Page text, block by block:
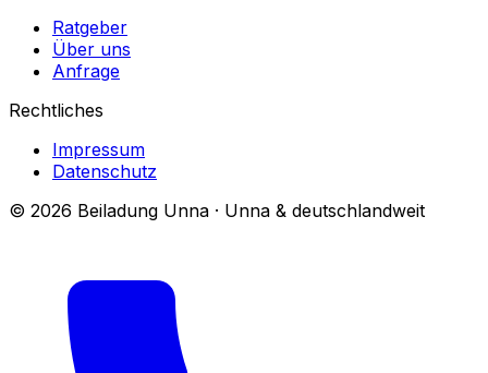
Ratgeber
Über uns
Anfrage
Rechtliches
Impressum
Datenschutz
© 2026 Beiladung Unna · Unna & deutschlandweit